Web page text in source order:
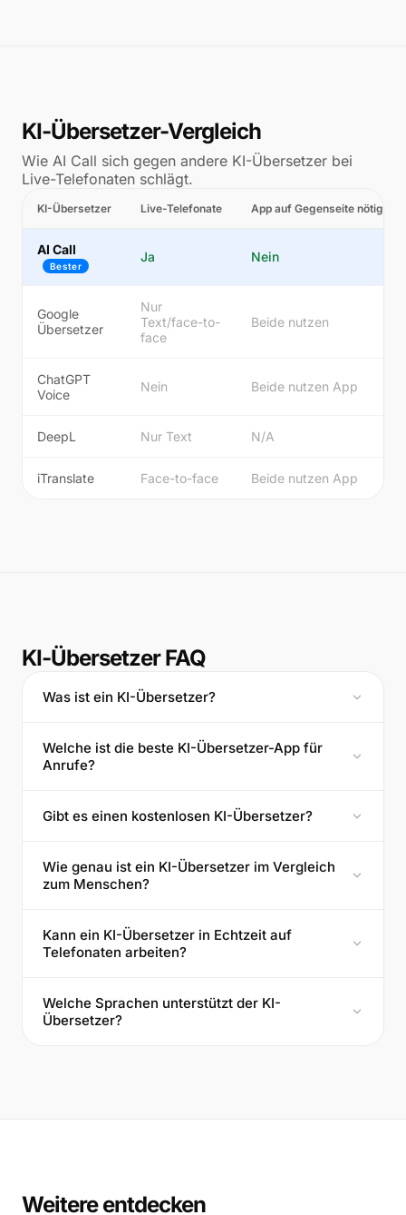
KI-Übersetzer-Vergleich
Wie AI Call sich gegen andere KI-Übersetzer bei
Live-Telefonaten schlägt.
KI-Übersetzer Live-Telefonate App auf Gegenseite nötig
AI Call
Bester
Ja Nein
Google
Übersetzer
Nur
Text/face-to-
face
Beide nutzen
ChatGPT
Voice
Nein Beide nutzen App
DeepL Nur Text N/A
iTranslate Face-to-face Beide nutzen App
KI-Übersetzer FAQ
Was ist ein KI-Übersetzer?
Welche ist die beste KI-Übersetzer-App für
Anrufe?
Gibt es einen kostenlosen KI-Übersetzer?
Wie genau ist ein KI-Übersetzer im Vergleich
zum Menschen?
Kann ein KI-Übersetzer in Echtzeit auf
Telefonaten arbeiten?
Welche Sprachen unterstützt der KI-
Übersetzer?
Weitere entdecken